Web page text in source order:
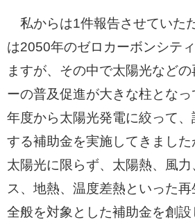
私からは1件報告させていた
は2050年のゼロカーボンシテ
ますが、その中で太陽光など
ーの普及促進が大きな柱とな
年度から太陽光発電に絞って
する補助金を実施してきまし
太陽光に限らず、太陽熱、風
ス、地熱、温度差熱といった
全般を対象とした補助金を創